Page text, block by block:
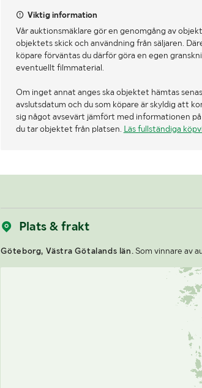
Viktig information
Vår auktionsmäklare gör en genomgång av
objektets skick och användning från säljaren.
köpare förväntas du därför göra en egen
eventuellt filmmaterial.
Om inget annat anges ska objektet hämtas
avslutsdatum och du som köpare är skyldig att
sig något avsevärt jämfört med informationen
du tar objektet från platsen. Läs fullständiga
Plats & frakt
Göteborg, Västra Götalands län.Som vinnare av